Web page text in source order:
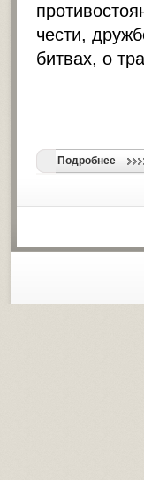
чести,
битвах, о
Подробнее